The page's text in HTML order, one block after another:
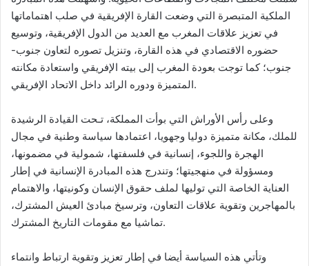
الملكية المتبصرة التي وضعت القارة الإفريقية في صلب اهتماماتها
في تعزيز علاقات المغرب مع العديد من الدول الإفريقية، وتوسيع
حضوره الاقتصادي في هذه القارة، وتنزيل تصوره لتعاون جنوب-
جنوب؛ كما توجت بعودة المغرب إلى بيته الإفريقي واستعادة مكانته
المتميزة ودوره الرائد داخل الاتحاد الإفريقي.
وعلى رأس الأوراش التي بوأت المملكة، تـحت القيادة الرشيدة
للملك، مكانة متميزة دوليا وجهويا، اعتمادها سياسة وطنية في مجال
الهجرة واللجوء، إنسانية في فلسفتها، شمولية في مضمونها،
ومسؤولة في منهجيتها؛ وتندرج هذه المبادرة الإنسانية في إطار
العناية الخاصة التي توليها لملف حقوق الإنسان وكونيتها، والاهتمام
بالمهاجرين وتقوية علاقات التعاون، وترسيخ مبادئ العيش المشترك،
تماشيا مع مقومات التاريخ المشترك.
وتأتي هذه السياسة أيضا في إطار تعزيز وتقوية ارتباط وانتماء